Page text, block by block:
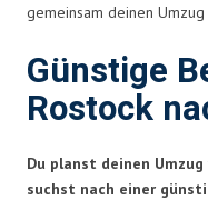
gemeinsam deinen
Günstige
Rostock
Du planst deinen
suchst nach einer